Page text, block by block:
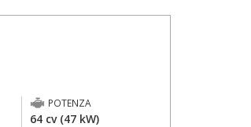
POTENZA
64 cv (47 kW)